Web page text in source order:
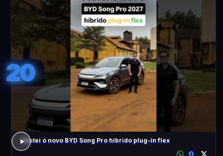
20
Testei o novo BYD Song Pro híbrido plug-in flex